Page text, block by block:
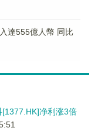
達555億人幣 同比
[1377.HK]净利涨3倍